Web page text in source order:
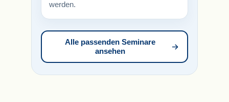
werden.
Alle passenden Seminare
ansehen